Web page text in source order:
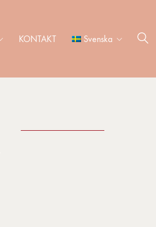
KONTAKT Svenska